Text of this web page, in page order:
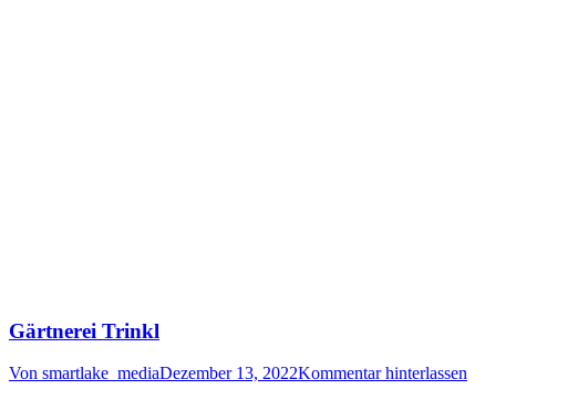
Gärtnerei Trinkl
Von smartlake_mediaDezember 13, 2022Kommentar hinterlassen